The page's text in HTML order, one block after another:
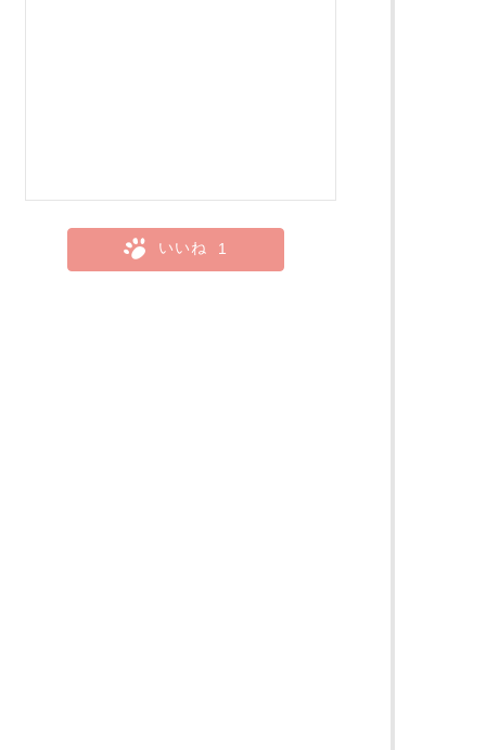
いいね 1